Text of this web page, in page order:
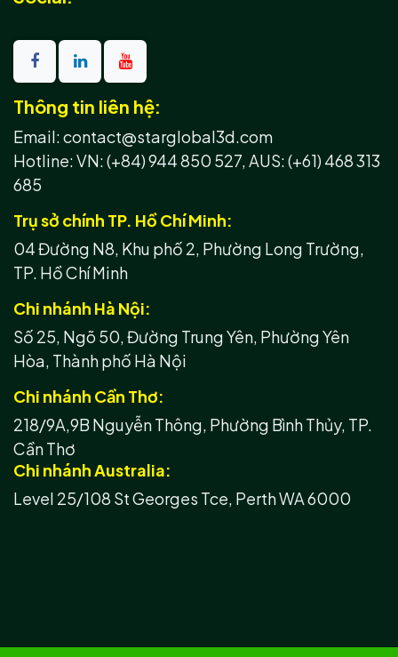
Thông tin liên hệ:
Email: contact@starglobal3d.com
Hotline:VN: (+84) 944 850 527,AUS: (+61) 468 313
685
Trụ sở chính TP. Hồ Chí Minh:
04 Đường N8, Khu phố 2, Phường Long Trường,
TP. Hồ Chí Minh
Chi nhánh Hà Nội:
Số 25, Ngõ 50, Đường Trung Yên, Phường Yên
Hòa, Thành phố Hà Nội
Chi nhánh Cần Thơ:
218/9A,9B Nguyễn Thông, Phường Bình Thủy, TP.
Cần Thơ
Chi nhánh Australia:
Level 25/108 St Georges Tce, Perth WA 6000